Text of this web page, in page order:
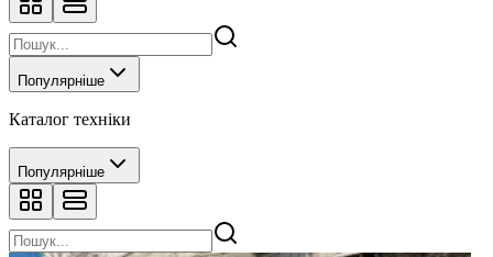
Популярніше
Каталог техніки
Популярніше